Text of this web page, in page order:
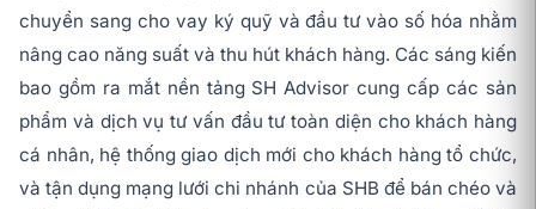
chuyển sang cho vay ký quỹ và đầu tư vào số hóa nhằm
nâng cao năng suất và thu hút khách hàng. Các sáng kiến
bao gồm ra mắt nền tảng SH Advisor cung cấp các sản
phẩm và dịch vụ tư vấn đầu tư toàn diện cho khách hàng
cá nhân, hệ thống giao dịch mới cho khách hàng tổ chức,
và tận dụng mạng lưới chi nhánh của SHB để bán chéo và